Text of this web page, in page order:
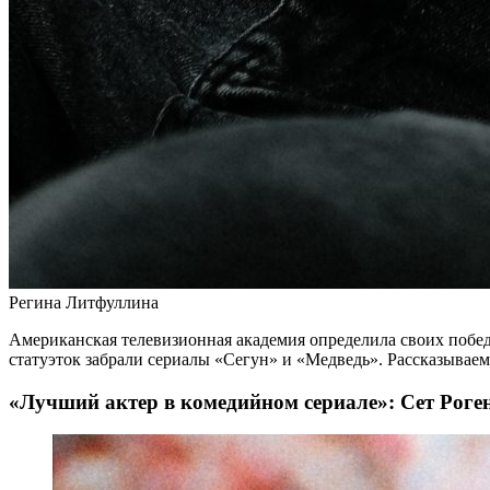
Регина Литфуллина
Американская телевизионная академия определила своих
статуэток забрали сериалы «Сегун» и «Медведь».
«Лучший актер в комедийном сериале»: Сет